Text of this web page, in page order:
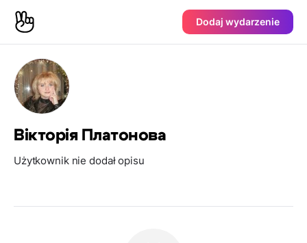
Dodaj wydarzenie
Вікторія Платонова
Użytkownik nie dodał opisu